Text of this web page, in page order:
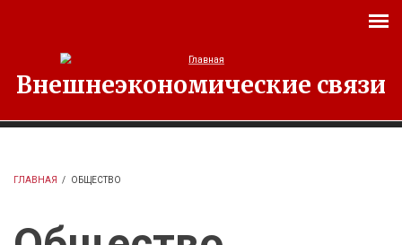
Внешнеэкономические связи
ГЛАВНАЯ / ОБЩЕСТВО